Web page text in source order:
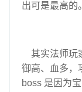
出可是最高的。
其实法师玩
御高、血多，
boss 是因为